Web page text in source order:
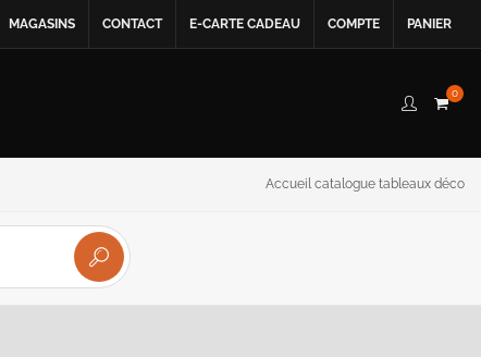
MAGASINS CONTACT E-CARTE CADEAU COMPTE PANIER
0
Accueil catalogue tableaux déco